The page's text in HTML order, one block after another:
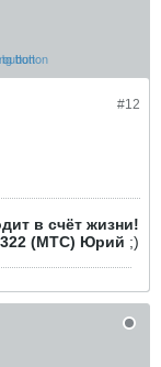
#12
в счёт жизни!
(МТС) Юрий ;)